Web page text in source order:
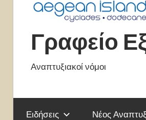
Γραφείο
Αναπτυξιακοί νόμοι
Ειδήσεις Νέος